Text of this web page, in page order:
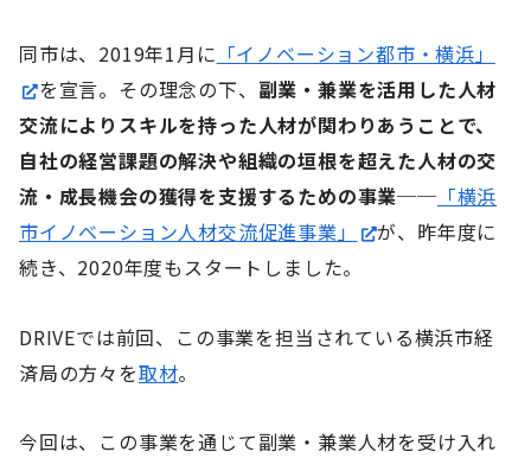
同市は、2019年1月に 「イノベーション都市・横浜」
を宣言。その理念の下、 副業・兼業を活用した人材
交流によりスキルを持った人材が関わりあうことで、
自社の経営課題の解決や組織の垣根を超えた人材の交
流・成長機会の獲得を支援するための事業── 「横浜
市イノベーション人材交流促進事業」
が、昨年度に
続き、2020年度もスタートしました。
DRIVEでは前回、この事業を担当されている横浜市経
済局の方々を取材。
今回は、この事業を通じて副業・兼業人材を受け入れ